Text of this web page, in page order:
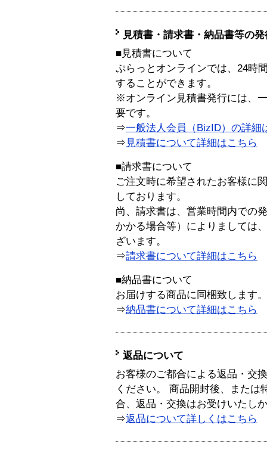
見積書・請求書・納品書等の
■見積書について
ぷらっとオンラインでは、24時
することができます。
※オンライン見積書発行には、
要です。
⇒一般法人会員（BizID）の詳細
⇒ 見積書について詳細はこちら
■請求書について
ご注文時に希望されたお客様に
しております。
尚、請求書は、営業時間内での
かかる場合等）によりましては
ざいます。
⇒請求書について詳細はこちら
■納品書について
お届けする商品に同梱致します。
⇒納品書について詳細はこちら
返品について
お客様のご都合による返品・交
ください。 商品開封後、または
合、返品・交換はお受けいたし
⇒返品について詳しくはこちら